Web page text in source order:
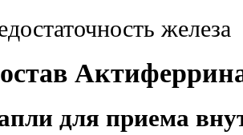
железа
для приема